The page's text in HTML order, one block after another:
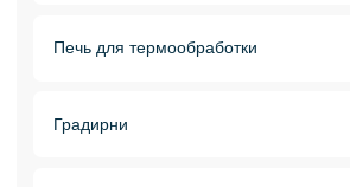
Печь для термообработки
Градирни